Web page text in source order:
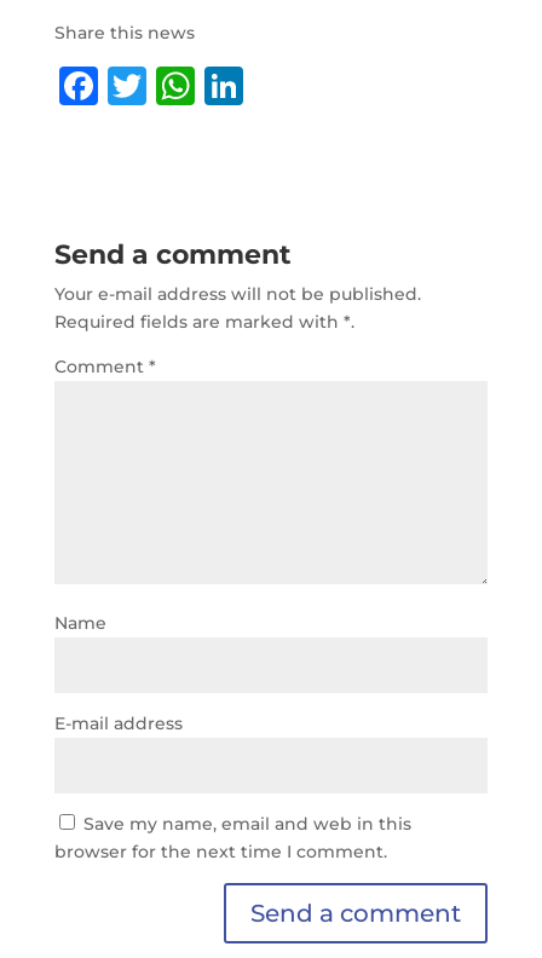
Share this news
F
b
o
o
k
T
r
W
A
p
p
Li
dI
n
Send a comment
Your e-mail address will not be published.
Required fields are marked with *.
Comment *
Name
E-mail address
Save my name, email and web in this
browser for the next time I comment.